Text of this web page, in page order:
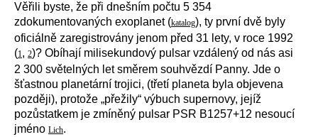
Věřili byste, že při dnešním počtu 5 354
zdokumentovaných exoplanet (katalog), ty první dvě byly
oficiálně zaregistrovány jenom před 31 lety, v roce 1992
(1, 2)? Obíhají milisekundový pulsar vzdálený od nás asi
2 300 světelných let směrem souhvězdí Panny. Jde o
šťastnou planetární trojici, (třetí planeta byla objevena
později), protože „přežily“ výbuch supernovy, jejíž
pozůstatkem je zmíněný pulsar PSR B1257+12 nesoucí
jméno Lich.